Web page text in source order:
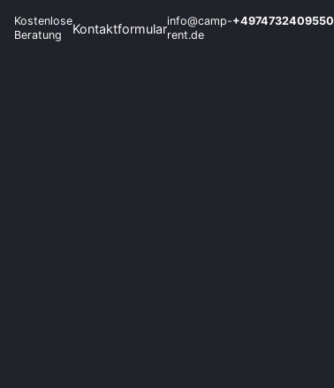
Kostenlose
Beratung
Kontaktformularinfo@camp-
rent.de
+4974732409550